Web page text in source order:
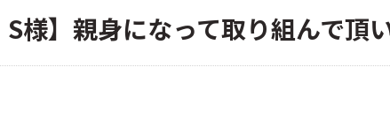
様】親身になって取り組んで頂